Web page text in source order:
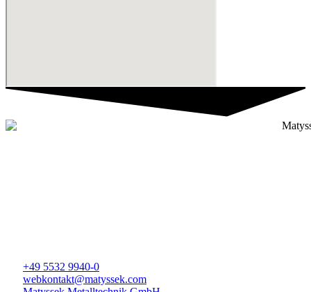
+49 5532 9940-0
webkontakt@matyssek.com